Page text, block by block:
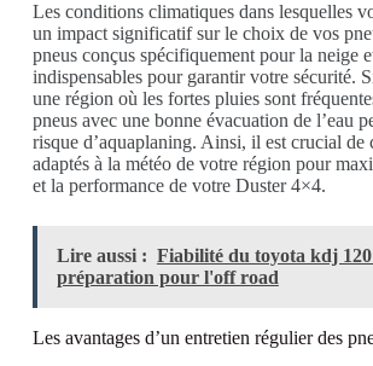
Les conditions climatiques dans lesquelles
un impact significatif sur le choix de vos
pneus conçus spécifiquement pour la neige
indispensables pour garantir votre sécurité.
une région où les fortes pluies sont
pneus avec une bonne évacuation de l’eau
risque d’aquaplaning. Ainsi, il est crucial de
adaptés à la météo de votre région pour
et la performance de votre Duster 4×4.
Lire aussi : Fiabilité du toyota kdj
préparation pour l'off road
Les avantages d’un entretien régulier des